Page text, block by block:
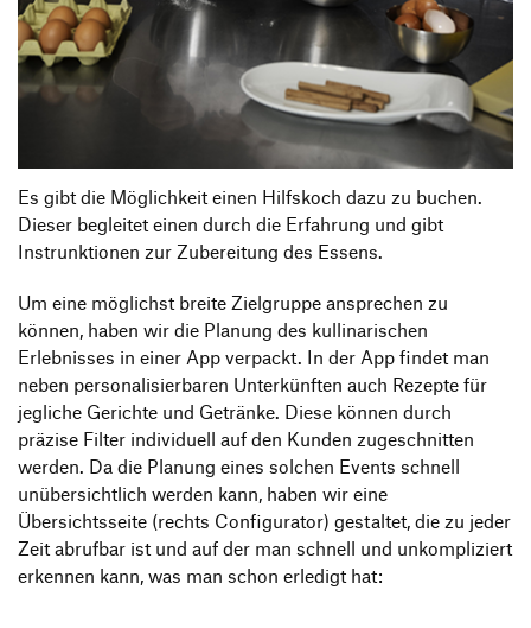
Es gibt die Möglichkeit einen Hilfskoch dazu zu buchen.
Dieser begleitet einen durch die Erfahrung und gibt
Instrunktionen zur Zubereitung des Essens.
Um eine möglichst breite Zielgruppe ansprechen zu
können, haben wir die Planung des kullinarischen
Erlebnisses in einer App verpackt. In der App findet man
neben personalisierbaren Unterkünften auch Rezepte für
jegliche Gerichte und Getränke. Diese können durch
präzise Filter individuell auf den Kunden zugeschnitten
werden. Da die Planung eines solchen Events schnell
unübersichtlich werden kann, haben wir eine
Übersichtsseite (rechts Configurator) gestaltet, die zu jeder
Zeit abrufbar ist und auf der man schnell und unkompliziert
erkennen kann, was man schon erledigt hat: